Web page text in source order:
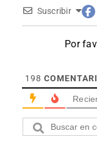
Suscribir
Por
198